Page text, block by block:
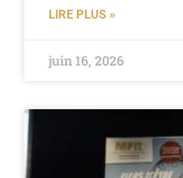
LIRE PLUS »
juin 16, 2026